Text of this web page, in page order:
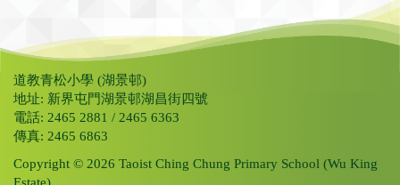
道教青松小學 (湖景邨)
地址: 新界屯門湖景邨湖昌街四號
電話: 2465 2881 / 2465 6363
傳真: 2465 6863
Copyright © 2026 Taoist Ching Chung Primary School (Wu King